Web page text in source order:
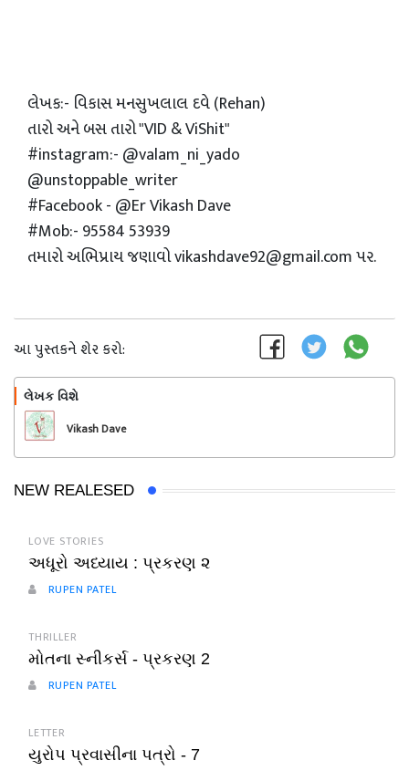
લેખક:- વિકાસ મનસુખલાલ દવે (Rehan)
તારો અને બસ તારો "VID & ViShit"
#instagram:- @valam_ni_yado
@unstoppable_writer
#Facebook - @Er Vikash Dave
#Mob:- 95584 53939
તમારો અભિપ્રાય જણાવો vikashdave92@gmail.com પર.
આ પુસ્તકને શેર કરો:
લેખક વિશે
Vikash Dave
NEW REALESED
LOVE STORIES
અધૂરો અધ્યાય : પ્રકરણ ૨
RUPEN PATEL
THRILLER
મોતના સ્નીકર્સ - પ્રકરણ 2
RUPEN PATEL
LETTER
યુરોપ પ્રવાસીના પત્રો - 7